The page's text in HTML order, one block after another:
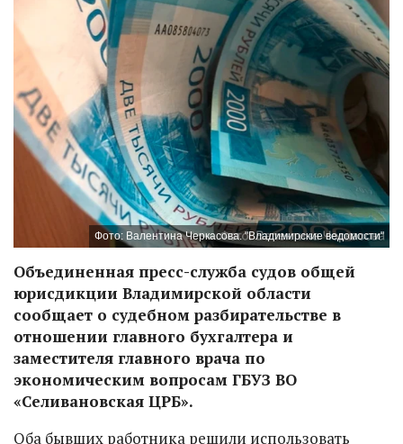
Фото: Валентина Черкасова. "Владимирские ведомости"
Объединенная пресс-служба судов общей
юрисдикции Владимирской области
сообщает о судебном разбирательстве в
отношении главного бухгалтера и
заместителя главного врача по
экономическим вопросам ГБУЗ ВО
«Селивановская ЦРБ».
Оба бывших работника решили использовать